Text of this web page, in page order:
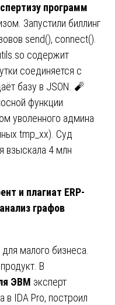
программ
Запустили биллинг
send(), connect().
содержит
соединяется с
базу в JSON. 🧨
функции
уволенного админа
tmp_xx). Суд
взыскала 4 млн
и плагиат ERP-
графов
малого бизнеса.
В
ЭВМ эксперт
в IDA Pro, построил